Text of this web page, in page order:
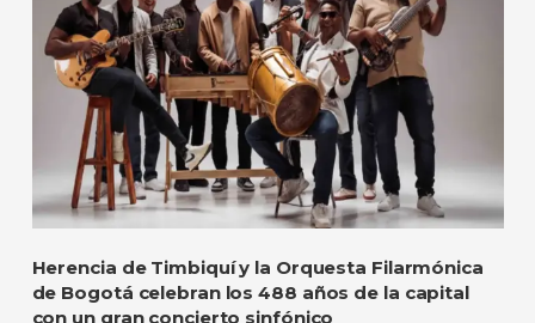
Herencia de Timbiquí y la Orquesta Filarmónica
de Bogotá celebran los 488 años de la capital
con un gran concierto sinfónico